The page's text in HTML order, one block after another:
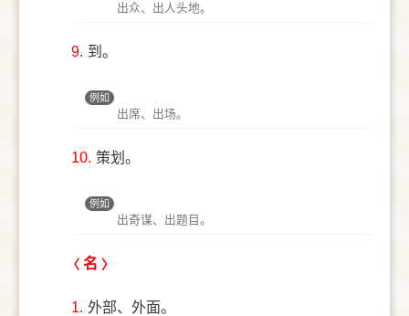
出众、出人头地。
9. 到。
例如
出席、出场。
10. 策划。
例如
出奇谋、出题目。
名
1. 外部、外面。